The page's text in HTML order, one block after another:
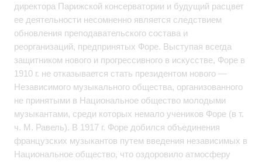
директора Парижской консерватории и будущий расцвет
ее деятельности несомненно является следствием
обновления преподавательского состава и
реорганизаций, предпринятых Форе. Выступая всегда
защитником нового и прогрессивного в искусстве, Форе в
1910 г. не отказывается стать президентом нового —
Независимого музыкального общества, организованного
не принятыми в Национальное общество молодыми
музыкантами, среди которых немало учеников Форе (в т.
ч. М. Равель). В 1917 г. Форе добился объединения
французских музыкантов путем введения независимых в
Национальное общество, что оздоровило атмосферу